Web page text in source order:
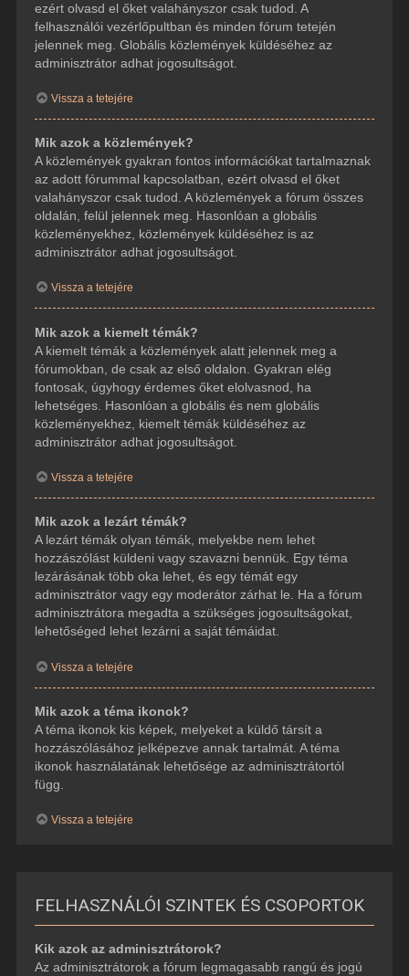
ezért olvasd el őket valahányszor csak tudod. A
felhasználói vezérlőpultban és minden fórum tetején
jelennek meg. Globális közlemények küldéséhez az
adminisztrátor adhat jogosultságot.
Vissza a tetejére
Mik azok a közlemények?
A közlemények gyakran fontos információkat tartalmaznak
az adott fórummal kapcsolatban, ezért olvasd el őket
valahányszor csak tudod. A közlemények a fórum összes
oldalán, felül jelennek meg. Hasonlóan a globális
közleményekhez, közlemények küldéséhez is az
adminisztrátor adhat jogosultságot.
Vissza a tetejére
Mik azok a kiemelt témák?
A kiemelt témák a közlemények alatt jelennek meg a
fórumokban, de csak az első oldalon. Gyakran elég
fontosak, úgyhogy érdemes őket elolvasnod, ha
lehetséges. Hasonlóan a globális és nem globális
közleményekhez, kiemelt témák küldéséhez az
adminisztrátor adhat jogosultságot.
Vissza a tetejére
Mik azok a lezárt témák?
A lezárt témák olyan témák, melyekbe nem lehet
hozzászólást küldeni vagy szavazni bennük. Egy téma
lezárásának több oka lehet, és egy témát egy
adminisztrátor vagy egy moderátor zárhat le. Ha a fórum
adminisztrátora megadta a szükséges jogosultságokat,
lehetőséged lehet lezárni a saját témáidat.
Vissza a tetejére
Mik azok a téma ikonok?
A téma ikonok kis képek, melyeket a küldő társít a
hozzászólásához jelképezve annak tartalmát. A téma
ikonok használatának lehetősége az adminisztrátortól
függ.
Vissza a tetejére
FELHASZNÁLÓI SZINTEK ÉS CSOPORTOK
Kik azok az adminisztrátorok?
Az adminisztrátorok a fórum legmagasabb rangú és jogú